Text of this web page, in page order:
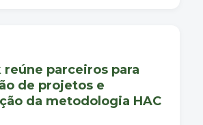
reúne parceiros para
de projetos e
da metodologia HAC